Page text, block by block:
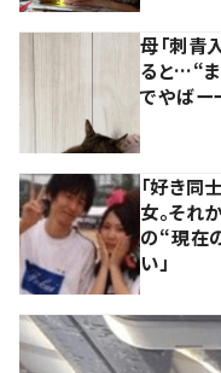
母「刺青
ると…“
でやばーー
「好き同
女。それ
の“現在
い」